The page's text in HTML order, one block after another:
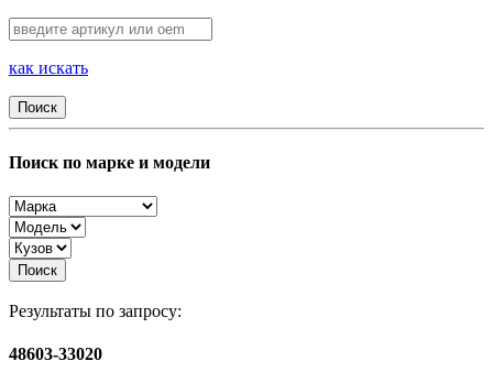
как искать
Поиск
Поиск по марке и модели
Поиск
Результаты по запросу:
48603-33020